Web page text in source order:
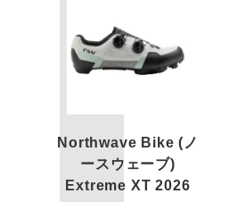
Northwave Bike (ノ
ースウェーブ)
Extreme XT 2026